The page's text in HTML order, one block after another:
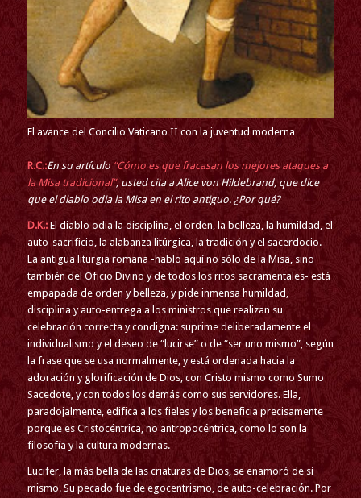
El avance del Concilio Vaticano II con la juventud moderna
R.C.:En su artículo “Cómo es que fracasan los mejores ataques a
la Misa tradicional”, usted cita a Alice von Hildebrand, que dice
que el diablo odia la Misa en el rito antiguo. ¿Por qué?
D.K.: El diablo odia la disciplina, el orden, la belleza, la humildad, el
auto-sacrificio, la alabanza litúrgica, la tradición y el sacerdocio.
La antigua liturgia romana -hablo aquí no sólo de la Misa, sino
también del Oficio Divino y de todos los ritos sacramentales- está
empapada de orden y belleza, y pide inmensa humildad,
disciplina y auto-entrega a los ministros que realizan su
celebración correcta y condigna: suprime deliberadamente el
individualismo y el deseo de “lucirse” o de “ser uno mismo”, según
la frase que se usa normalmente, y está ordenada hacia la
adoración y glorificación de Dios, con Cristo mismo como Sumo
Sacedote, y con todos los demás como sus servidores. Ella,
paradojalmente, edifica a los fieles y los beneficia precisamente
porque es Cristocéntrica, no antropocéntrica, como lo son la
filosofía y la cultura modernas.
Lucifer, la más bella de las criaturas de Dios, se enamoró de sí
mismo. Su pecado fue de egocentrismo, de auto-celebración. Por